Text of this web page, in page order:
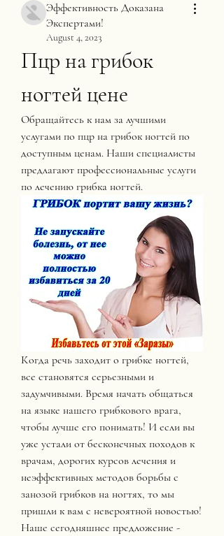
Эффективность Доказана
Экспертами!
August 4, 2023
Пцр на грибок
ногтей цене
Обращайтесь к нам за лучшими
услугами по пцр на грибок ногтей по
доступным ценам. Наши специалисты
предлагают профессиональные услуги
по лечению грибка ногтей.
Когда речь заходит о грибке ногтей,
все становятся серьезными и
задумчивыми. Время начать общаться
на языке нашего грибкового врага,
чтобы лучше его понимать! И если вы
уже устали от бесконечных походов к
врачам, дорогих курсов лечения и
неэффективных методов борьбы с
занозой грибков на ногтях, то мы
пришли к вам с невероятной новостью!
Наше сегодняшнее предложение -